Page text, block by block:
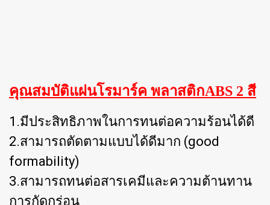
คุณสมบัติแผ่นโรมาร์ค พลาสติกABS 2 สี
1.มีประสิทธิภาพในการทนต่อความร้อนได้ดี
2.สามารถตัดตามแบบได้ดีมาก (good
formability)
3.สามารถทนต่อสารเคมีและความต้านทาน
การกัดกร่อน